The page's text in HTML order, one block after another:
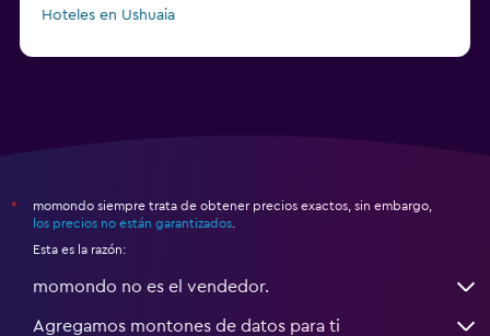
Hoteles en Ushuaia
*
momondo siempre trata de obtener precios exactos, sin embargo,
los precios no están garantizados
Esta es la razón:
momondo no es el vendedor.
Agregamos montones de datos para ti